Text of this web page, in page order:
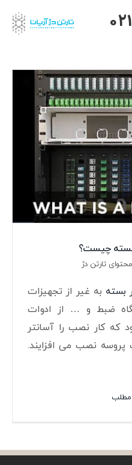
چیست؟
تارتن دژ
بسته به غیر از تجهیزات
ضبط و … از ادوات
که کار نصب را آسانتر
نصب می افزایند.
مطلب